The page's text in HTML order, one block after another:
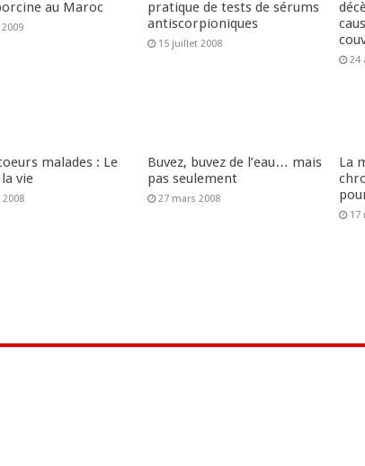
au Maroc
pratique de tests de sérums
antiscorpioniques
15 juillet 2008
24
malades : Le
vie
2008
Buvez, buvez de l’eau… mais
pas seulement
27 mars 2008
La
17